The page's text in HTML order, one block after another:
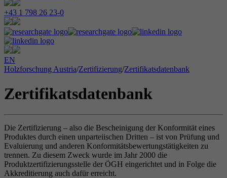
+43 1 798 26 23-0
EN
Holzforschung Austria/Zertifizierung/Zertifikatsdatenbank
Zertifikatsdatenbank
Die Zertifizierung – also die Bescheinigung der Konformität eines
Produktes durch einen unparteiischen Dritten – ist von Prüfung und
Evaluierung und anderen Konformitätsbewertungstätigkeiten zu
trennen. Zu diesem Zweck wurde im Jahr 2000 die
Produktzertifizierungsstelle der ÖGH eingerichtet und in Folge die
Akkreditierung auch dafür erreicht.